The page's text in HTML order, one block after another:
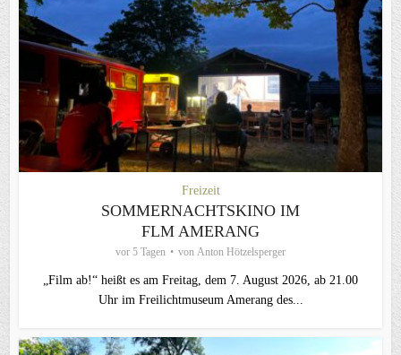
Freizeit
SOMMERNACHTSKINO IM
FLM AMERANG
vor 5 Tagen von Anton Hötzelsperger
„Film ab!“ heißt es am Freitag, dem 7. August 2026, ab 21.00
Uhr im Freilichtmuseum Amerang des...